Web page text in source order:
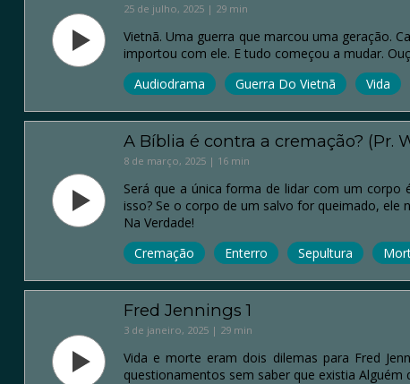
25 de julho, 2025 | 29 min
Vietnã. Uma guerra que marcou uma geração.
importou com ele. E tudo começou a mudar.
Audiodrama
Guerra Do Vietnã Vida
A Bíblia é contra a cremação? (Pr.
8 de março, 2025 | 16 min
Será que a única forma de lidar com um corpo
isso? Se o corpo de um salvo for queimado, ele
Na Verdade!
Cremação
Enterro Sepultura
Fred Jennings 1
3 de janeiro, 2025 | 29 min
Vida e morte eram dois dilemas para Fred
questionamentos sem saber que existia